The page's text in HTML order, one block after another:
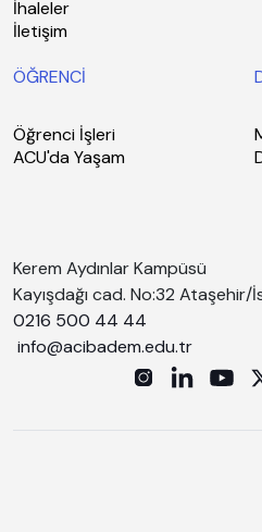
İhaleler
İletişim
ÖĞRENCİ
Öğrenci İşleri
ACU'da Yaşam
Kerem Aydınlar Kampüsü
Kayışdağı cad. No:32 Ataşehir/
0216 500 44 44
info@acibadem.edu.tr